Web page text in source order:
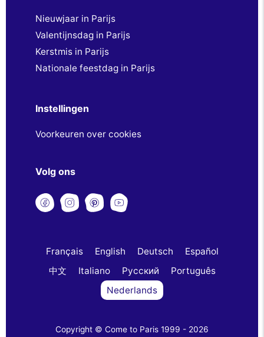
Nieuwjaar in Parijs
Valentijnsdag in Parijs
Kerstmis in Parijs
Nationale feestdag in Parijs
Instellingen
Voorkeuren over cookies
Volg ons
Français English Deutsch
Español
中文
Italiano Русский
Português
Nederlands
Copyright © Come to Paris 1999 - 2026